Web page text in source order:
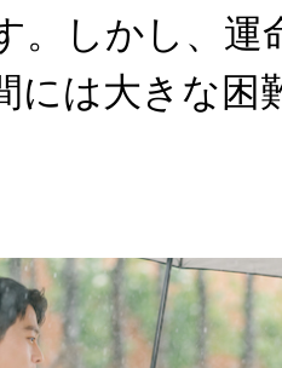
。しかし、運
には大きな困